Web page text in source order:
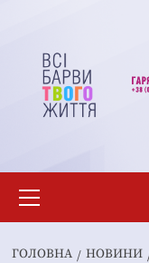
вмісту
меню
ГОЛОВНА НОВИНИ